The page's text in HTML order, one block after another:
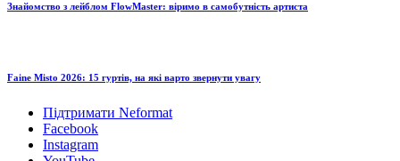
Знайомство з лейблом FlowMaster: віримо в самобутність артиста
Faine Misto 2026: 15 гуртів, на які варто звернути увагу
Підтримати Neformat
Facebook
Instagram